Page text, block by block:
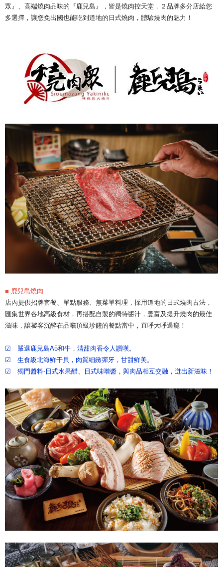
眾』、高端燒肉品味的『鹿兒島』，皆是燒肉控天堂，２品牌多分店給您
多選擇，​讓您免出國也能吃到道地的日式燒肉，體驗燒肉的魅力！
■ 鹿兒島燒肉
店內提供招牌套餐、單點服務、無菜單料理，採用道地的日式燒肉古法，
匯集世界各地高級食材，再搭配自製的獨特醬汁，豐富及提升燒肉的最佳
滋味，讓饕客沉醉在品嚐頂級珍饈的餐點當中，直呼大呼過癮！
☑ 嚴選鹿兒島A5和牛，清甜肉香令人讚嘆。
☑ 生食級北海鮮干貝，肉質細緻彈牙，甘甜鮮美。
☑ 獨門醬料-日式水果醋、日式味噌醬，與肉品相互交融，迸出新滋味！